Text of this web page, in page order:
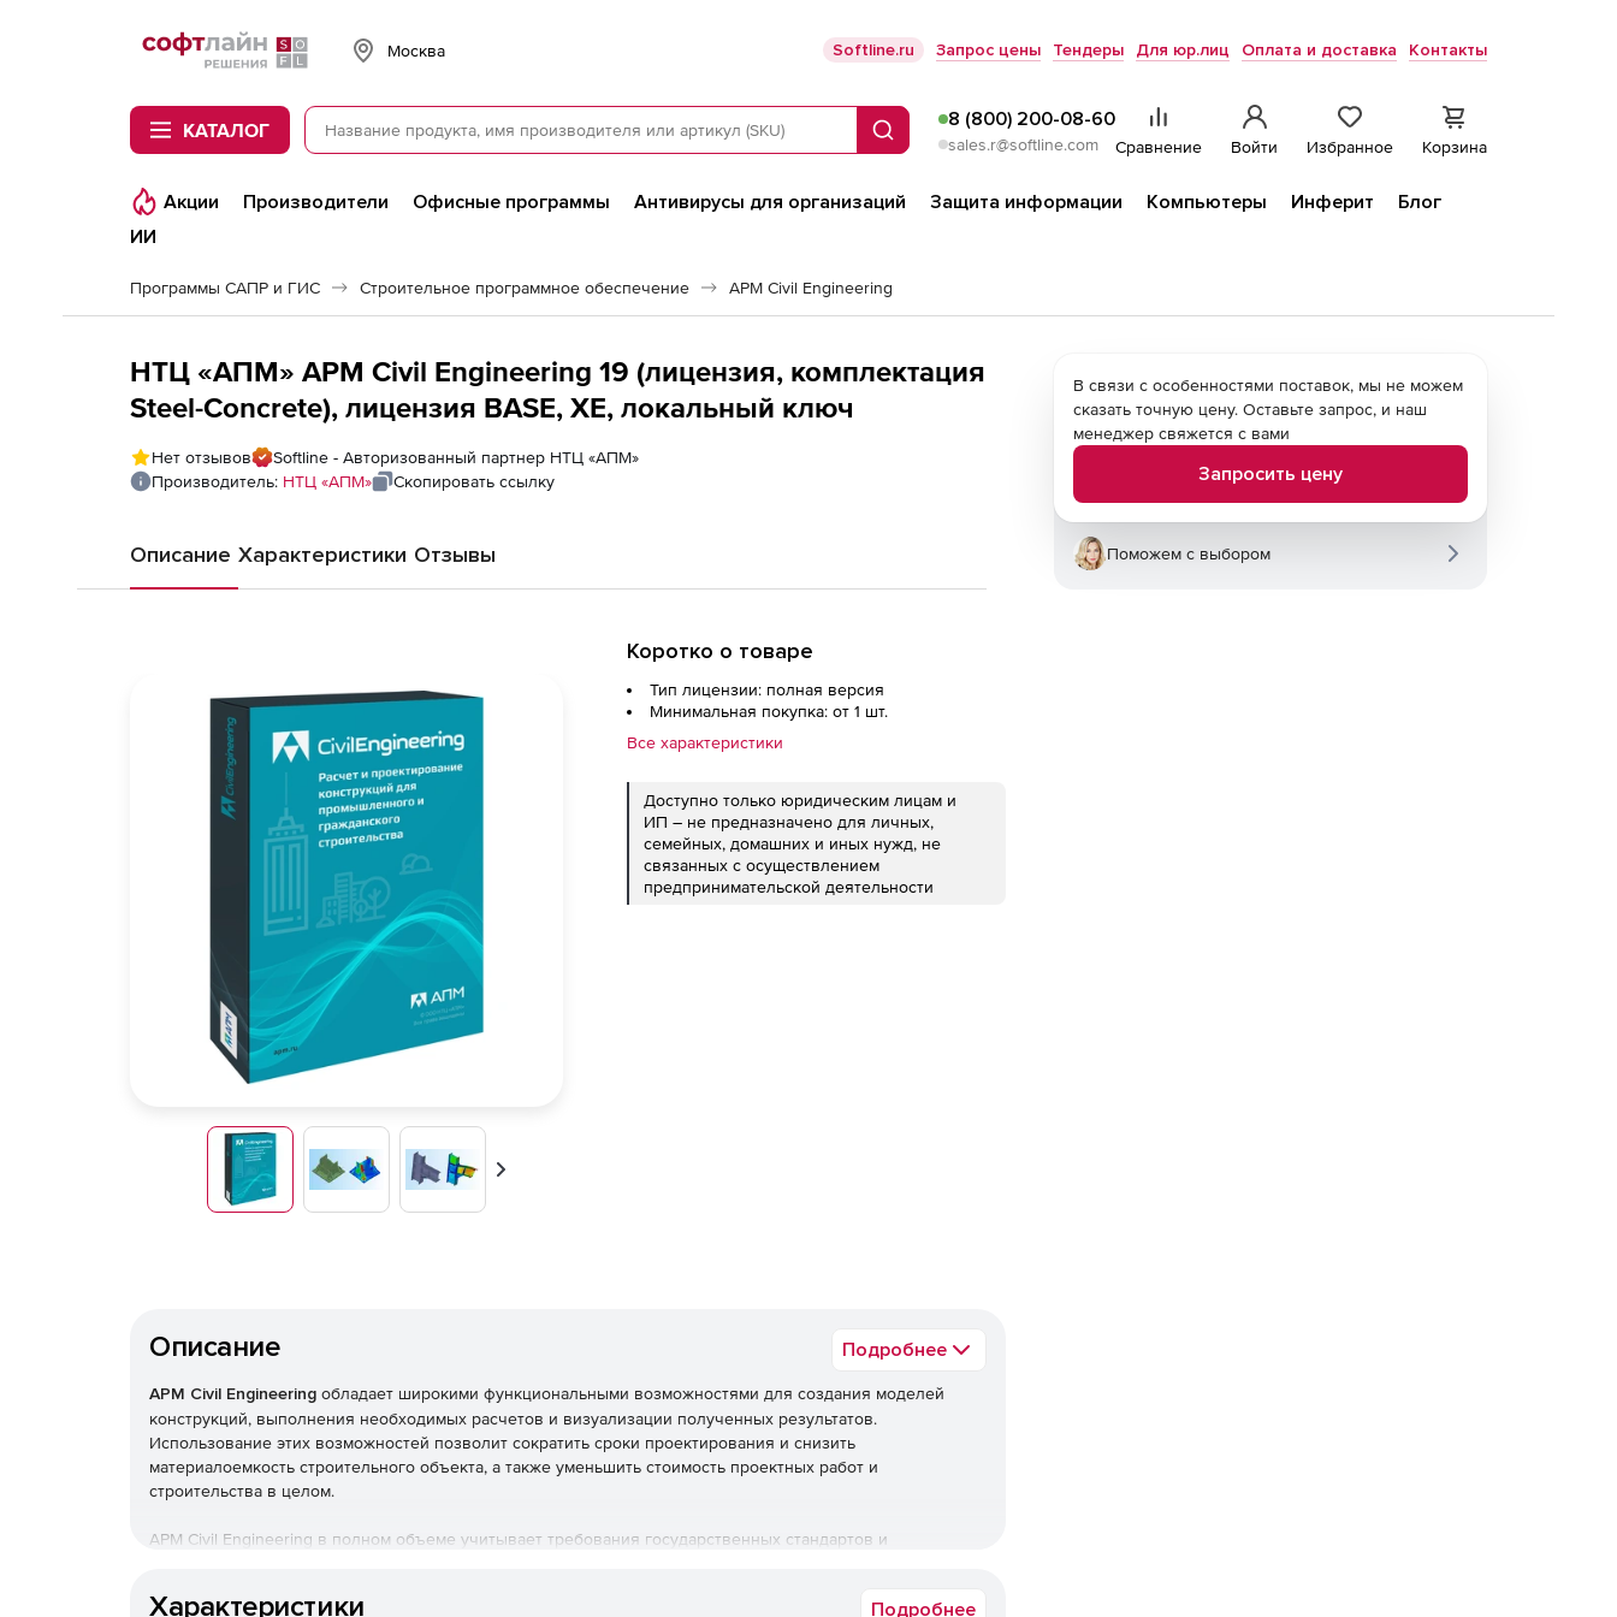
Softline
Москва Softline.ru Запрос цены Тендеры Для юр.лиц Оплата и доставка Контакты
КАТАЛОГ Поиск
8 (800) 200-08-60
sales.r@softline.com Сравнение Войти Избранное Корзина
Акции Производители Офисные программы Антивирусы для организаций Защита информации Компьютеры Инферит
Блог
ИИ
Программы САПР и ГИС Строительное программное обеспечение APM Civil Engineering
НТЦ «АПМ» АРМ Civil Engineering 19 (лицензия, комплектация
Steel-Concrete), лицензия BASE, XE, локальный ключ
Нет отзывов
Softline - Авторизованный партнер НТЦ «АПМ»
Производитель: НТЦ «АПМ» Скопировать ссылку
Описание Характеристики Отзывы
Вперед
Коротко о товаре
Тип лицензии: полная версия
Минимальная покупка: от 1 шт.
Все характеристики
Доступно только юридическим лицам и
ИП – не предназначено для личных,
семейных, домашних и иных нужд, не
связанных с осуществлением
предпринимательской деятельности
Описание Подробнее
APM Civil Engineering обладает широкими функциональными возможностями для создания моделей
конструкций, выполнения необходимых расчетов и визуализации полученных результатов.
Использование этих возможностей позволит сократить сроки проектирования и снизить
материалоемкость строительного объекта, а также уменьшить стоимость проектных работ и
строительства в целом.
APM Civil Engineering в полном объеме учитывает требования государственных стандартов и
Характеристики Подробнее
В связи с особенностями поставок, мы не можем
сказать точную цену. Оставьте запрос, и наш
менеджер свяжется с вами
Запросить цену
Поможем с выбором